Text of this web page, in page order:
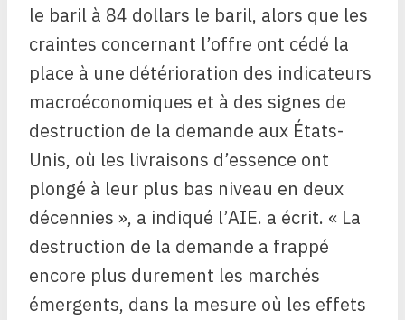
le baril à 84 dollars le baril, alors que les
craintes concernant l’offre ont cédé la
place à une détérioration des indicateurs
macroéconomiques et à des signes de
destruction de la demande aux États-
Unis, où les livraisons d’essence ont
plongé à leur plus bas niveau en deux
décennies », a indiqué l’AIE. a écrit. « La
destruction de la demande a frappé
encore plus durement les marchés
émergents, dans la mesure où les effets